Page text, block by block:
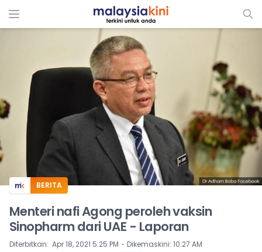
ADS
BERITA
Menteri nafi Agong peroleh vaksin
Sinopharm dari UAE - Laporan
Diterbitkan: Apr 18, 2021 5:25 PM ⋅ Dikemaskini: 10:27 AM